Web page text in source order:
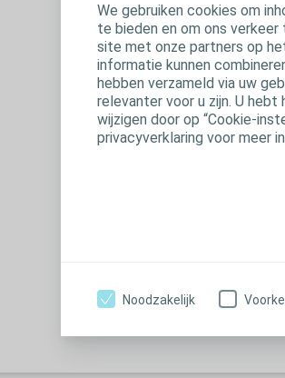
We gebruiken cookies om
te bieden en om ons verkeer
site met onze partners op
informatie kunnen
hebben verzameld via uw
relevanter voor u zijn. U
wijzigen door op “Cookie-
privacyverklaring voor meer
Noodzakelijk
Comfeel Plus